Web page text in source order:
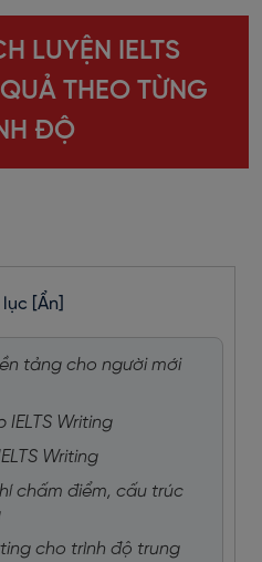
LUYỆN IELTS
THEO TỪNG
ĐỘ
lục [Ẩn]
tảng cho người mới
IELTS Writing
Writing
chấm điểm, cấu trúc
cho trình độ trung